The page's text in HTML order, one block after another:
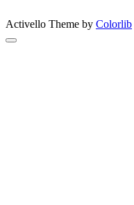
Activello Theme by Colorlib